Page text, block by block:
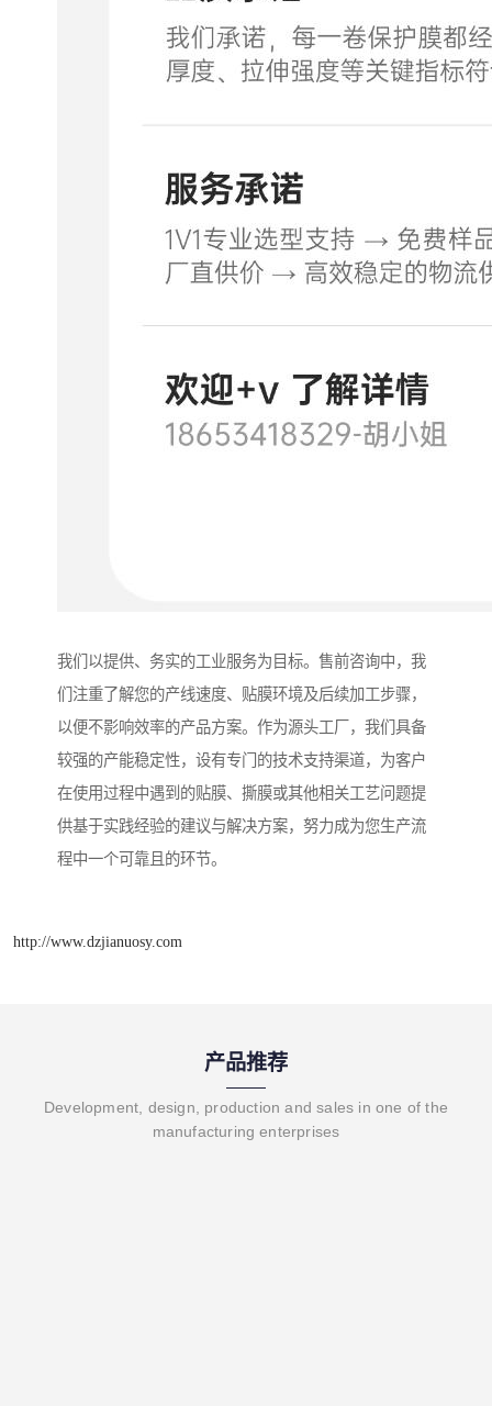
我们以提供、务实的工业服务为目标。售前咨询中，我
们注重了解您的产线速度、贴膜环境及后续加工步骤，
以便不影响效率的产品方案。作为源头工厂，我们具备
较强的产能稳定性，设有专门的技术支持渠道，为客户
在使用过程中遇到的贴膜、撕膜或其他相关工艺问题提
供基于实践经验的建议与解决方案，努力成为您生产流
程中一个可靠且的环节。
http://www.dzjianuosy.com
产品推荐
Development, design, production and sales in one of the
manufacturing enterprises